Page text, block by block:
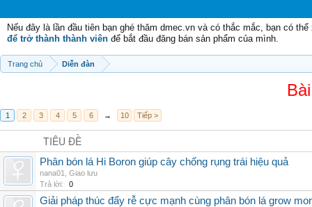
Nếu đây là lần đầu tiên bạn ghé thăm dmec.vn và có thắc mắc, bạn có
để trở thành thành viên để bắt đầu đăng bán sản phẩm của mình.
Trang chủ Diễn đàn
1 2 3 4 5 6 → 10 Tiếp >
TIÊU ĐỀ
Phân bón lá Hi Boron giúp cây chống rụng trái hiệu quả
nana01
Giao lưu
Trả lời:
0
Giải pháp thúc đẩy rễ cực mạnh cùng phân bón lá grow